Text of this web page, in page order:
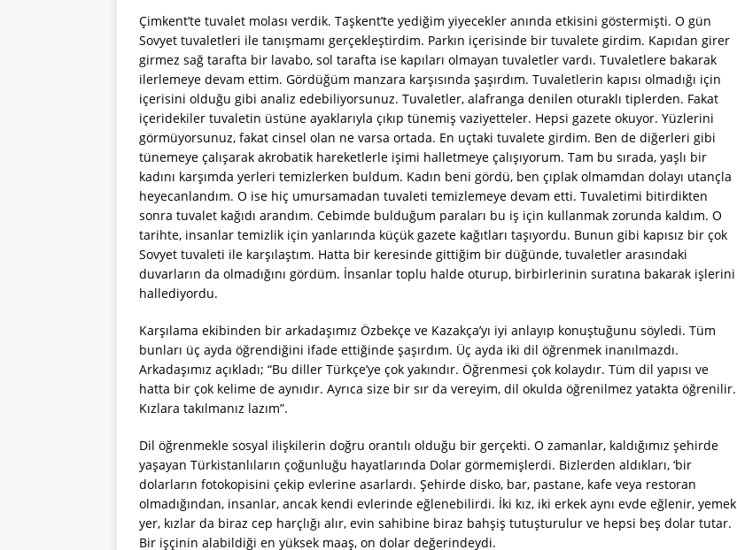
Çimkent’te tuvalet molası verdik. Taşkent’te yediğim yiyecekler anında etkisini göstermişti. O gün
Sovyet tuvaletleri ile tanışmamı gerçekleştirdim. Parkın içerisinde bir tuvalete girdim. Kapıdan girer
girmez sağ tarafta bir lavabo, sol tarafta ise kapıları olmayan tuvaletler vardı. Tuvaletlere bakarak
ilerlemeye devam ettim. Gördüğüm manzara karşısında şaşırdım. Tuvaletlerin kapısı olmadığı için
içerisini olduğu gibi analiz edebiliyorsunuz. Tuvaletler, alafranga denilen oturaklı tiplerden. Fakat
içeridekiler tuvaletin üstüne ayaklarıyla çıkıp tünemiş vaziyetteler. Hepsi gazete okuyor. Yüzlerini
görmüyorsunuz, fakat cinsel olan ne varsa ortada. En uçtaki tuvalete girdim. Ben de diğerleri gibi
tünemeye çalışarak akrobatik hareketlerle işimi halletmeye çalışıyorum. Tam bu sırada, yaşlı bir
kadını karşımda yerleri temizlerken buldum. Kadın beni gördü, ben çıplak olmamdan dolayı utançla
heyecanlandım. O ise hiç umursamadan tuvaleti temizlemeye devam etti. Tuvaletimi bitirdikten
sonra tuvalet kağıdı arandım. Cebimde bulduğum paraları bu iş için kullanmak zorunda kaldım. O
tarihte, insanlar temizlik için yanlarında küçük gazete kağıtları taşıyordu. Bunun gibi kapısız bir çok
Sovyet tuvaleti ile karşılaştım. Hatta bir keresinde gittiğim bir düğünde, tuvaletler arasındaki
duvarların da olmadığını gördüm. İnsanlar toplu halde oturup, birbirlerinin suratına bakarak işlerini
hallediyordu.
Karşılama ekibinden bir arkadaşımız Özbekçe ve Kazakça’yı iyi anlayıp konuştuğunu söyledi. Tüm
bunları üç ayda öğrendiğini ifade ettiğinde şaşırdım. Üç ayda iki dil öğrenmek inanılmazdı.
Arkadaşımız açıkladı; “Bu diller Türkçe’ye çok yakındır. Öğrenmesi çok kolaydır. Tüm dil yapısı ve
hatta bir çok kelime de aynıdır. Ayrıca size bir sır da vereyim, dil okulda öğrenilmez yatakta öğrenilir.
Kızlara takılmanız lazım”.
Dil öğrenmekle sosyal ilişkilerin doğru orantılı olduğu bir gerçekti. O zamanlar, kaldığımız şehirde
yaşayan Türkistanlıların çoğunluğu hayatlarında Dolar görmemişlerdi. Bizlerden aldıkları, ‘bir
dolarların fotokopisini çekip evlerine asarlardı. Şehirde disko, bar, pastane, kafe veya restoran
olmadığından, insanlar, ancak kendi evlerinde eğlenebilirdi. İki kız, iki erkek aynı evde eğlenir, yemek
yer, kızlar da biraz cep harçlığı alır, evin sahibine biraz bahşiş tutuşturulur ve hepsi beş dolar tutar.
Bir işçinin alabildiği en yüksek maaş, on dolar değerindeydi.